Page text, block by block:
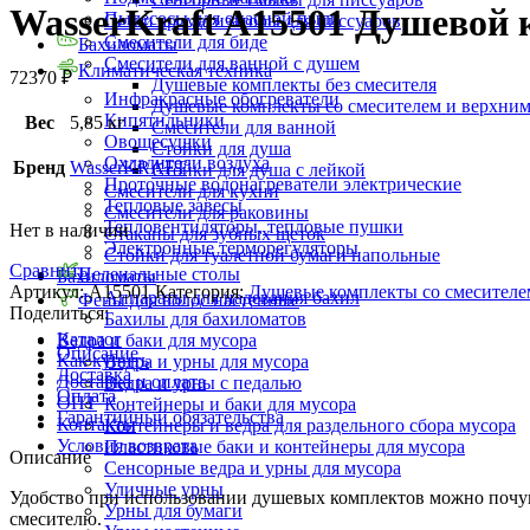
Сетки ароматизаторы для писсуаров
Смесители для биде
Смесители для ванной с душем
Душевые комплекты без смесителя
Душевые комплекты со смесителем и
Смесители для ванной
Стойки для душа
Стойки для душа с лейкой
Смесители для кухни
Смесители для раковины
Стаканы для зубных щеток
Стойки для туалетной бумаги напольные
Бахиломаты
Аппараты для надевания бахил
Бахилы для бахиломатов
Ведра и баки для мусора
Ведра и урны для мусора
Ведра и урны с педалью
Контейнеры и баки для мусора
Контейнеры и ведра для раздельного сбора мусора
Пластиковые баки и контейнеры для мусора
Сенсорные ведра и урны для мусора
Уличные урны
Урны для бумаги
Пылесосы для опасной пыли
Бахиломаты
Климатическая техника
Инфракрасные обогреватели
Кипятильники
Овощесушки
Охладители воздуха
Проточные водонагреватели электрические
Тепловые завесы
Тепловентиляторы, тепловые пушки
Электронные терморегуляторы
Пеленальные столы
Фены для волос настенные
Каталог
Как купить
Доставка и оплата
ОПТ
Контакты
Условия возврата
WasserKraft A15501 Душевой
72370 ₽
Вес 5,85 кг
Бренд WasserKRAFT
Нет в наличии
Сравнить
Артикул:A15501Категория: Душевые комплекты со
Поделиться:
Описание
Доставка
Оплата
Гарантийный обязательства
Описание
Удобство при использовании душевых комплектов можно
смесителю.